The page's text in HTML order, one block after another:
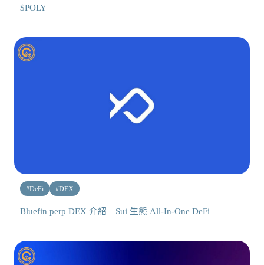
$POLY
#DeFi #DEX
Bluefin perp DEX 介紹｜Sui 生態 All-In-One DeFi